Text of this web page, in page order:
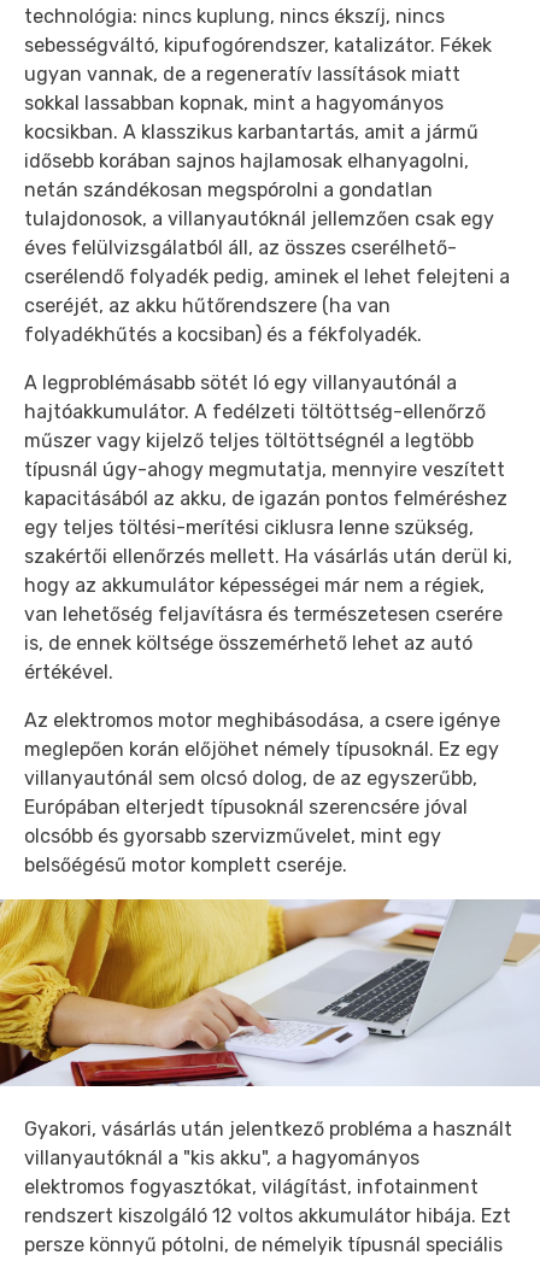
technológia: nincs kuplung, nincs ékszíj, nincs
sebességváltó, kipufogórendszer, katalizátor. Fékek
ugyan vannak, de a regeneratív lassítások miatt
sokkal lassabban kopnak, mint a hagyományos
kocsikban. A klasszikus karbantartás, amit a jármű
idősebb korában sajnos hajlamosak elhanyagolni,
netán szándékosan megspórolni a gondatlan
tulajdonosok, a villanyautóknál jellemzően csak egy
éves felülvizsgálatból áll, az összes cserélhető-
cserélendő folyadék pedig, aminek el lehet felejteni a
cseréjét, az akku hűtőrendszere (ha van
folyadékhűtés a kocsiban) és a fékfolyadék.
A legproblémásabb sötét ló egy villanyautónál a
hajtóakkumulátor. A fedélzeti töltöttség-ellenőrző
műszer vagy kijelző teljes töltöttségnél a legtöbb
típusnál úgy-ahogy megmutatja, mennyire veszített
kapacitásából az akku, de igazán pontos felméréshez
egy teljes töltési-merítési ciklusra lenne szükség,
szakértői ellenőrzés mellett. Ha vásárlás után derül ki,
hogy az akkumulátor képességei már nem a régiek,
van lehetőség feljavításra és természetesen cserére
is, de ennek költsége összemérhető lehet az autó
értékével.
Az elektromos motor meghibásodása, a csere igénye
meglepően korán előjöhet némely típusoknál. Ez egy
villanyautónál sem olcsó dolog, de az egyszerűbb,
Európában elterjedt típusoknál szerencsére jóval
olcsóbb és gyorsabb szervizművelet, mint egy
belsőégésű motor komplett cseréje.
Gyakori, vásárlás után jelentkező probléma a használt
villanyautóknál a "kis akku", a hagyományos
elektromos fogyasztókat, világítást, infotainment
rendszert kiszolgáló 12 voltos akkumulátor hibája. Ezt
persze könnyű pótolni, de némelyik típusnál speciális